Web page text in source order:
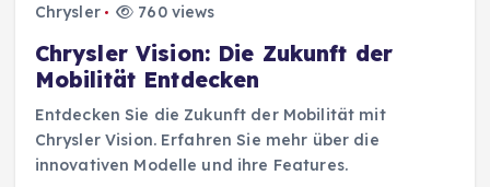
Chrysler 760 views
Chrysler Vision: Die Zukunft der
Mobilität Entdecken
Entdecken Sie die Zukunft der Mobilität mit
Chrysler Vision. Erfahren Sie mehr über die
innovativen Modelle und ihre Features.